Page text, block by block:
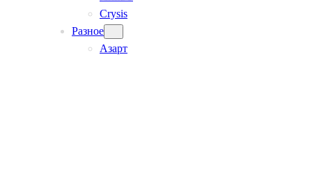
Crysis
Разное
Азарт